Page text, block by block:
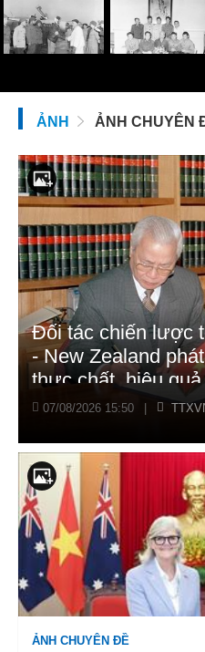
ẢNH ẢNH CHUYÊN
Đối tác chiến lược
- New Zealand
thực chất, hiệu quả
07/08/2026 15:50
ẢNH CHUYÊN ĐỀ